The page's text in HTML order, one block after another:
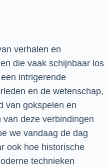
verhalen en
die vaak schijnbaar los
intrigerende
en de wetenschap,
van gokspelen en
deze verbindingen
we vandaag de dag
ook hoe historische
technieken